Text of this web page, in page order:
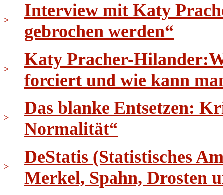
>
Interview mit Katy
gebrochen werden“
>
Katy Pracher-
forciert und wie kann
>
Das blanke Entsetzen:
Normalität“
>
DeStatis (Statistisches
Merkel, Spahn, Drosten